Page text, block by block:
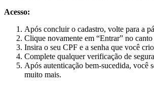
Acesso:
Após concluir o cadastro, volte para a
Clique novamente em “Entrar” no
Insira o seu CPF e a senha que você
Complete qualquer verificação de
Após autenticação bem-sucedida, você
muito mais.